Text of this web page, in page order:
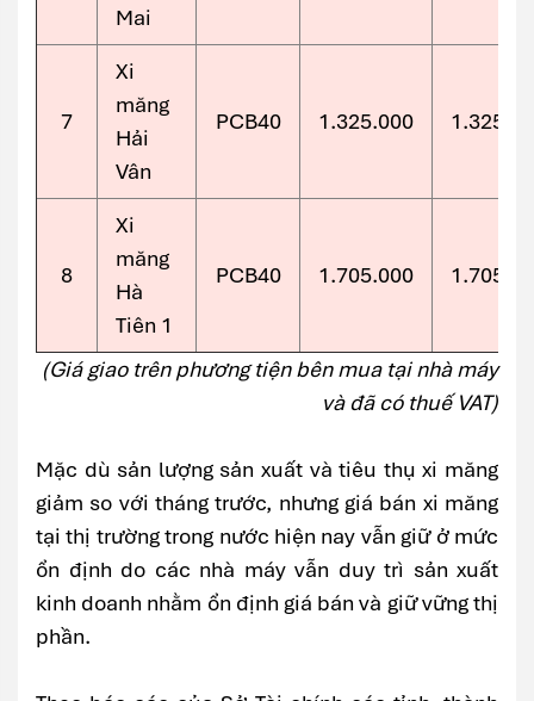
Mai
7
Xi
măng
Hải
Vân
PCB40 1.325.000
8
Xi
măng
Hà
Tiên 1
PCB40 1.705.000
(Giá giao trên phương tiện bên mua tại nhà máy
và đã có thuế VAT)
Mặc dù sản lượng sản xuất và tiêu thụ xi măng
giảm so với tháng trước, nhưng giá bán xi măng
tại thị trường trong nước hiện nay vẫn giữ ở mức
ổn định do các nhà máy vẫn duy trì sản xuất
kinh doanh nhằm ổn định giá bán và giữ vững thị
phần.